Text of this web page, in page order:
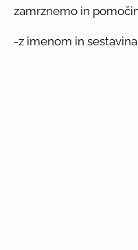
zamrznemo in
-z imenom in